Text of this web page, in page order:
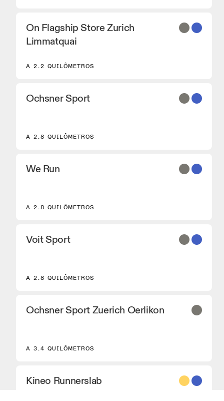
On Flagship Store Zurich
Limmatquai
A 2.2 QUILÔMETROS
Ochsner Sport
A 2.8 QUILÔMETROS
We Run
A 2.8 QUILÔMETROS
Voit Sport
A 2.8 QUILÔMETROS
Ochsner Sport Zuerich Oerlikon
A 3.4 QUILÔMETROS
Kineo Runnerslab